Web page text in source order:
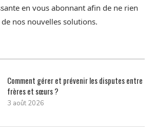
en vous abonnant afin de ne rien
nos nouvelles solutions.
Comment gérer et prévenir les disputes entre
frères et sœurs ?
3 août 2026